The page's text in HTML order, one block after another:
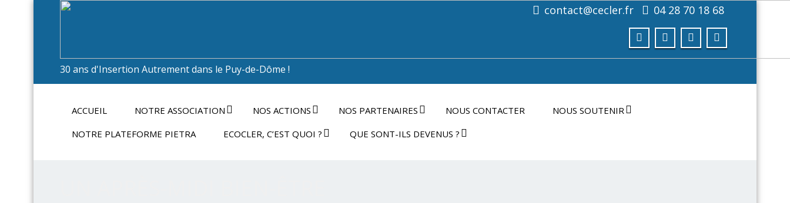
30 ans d'Insertion Autrement dans le Puy-de-Dôme !
contact@cecler.fr 04 28 70 18 68
ACCUEIL NOTRE ASSOCIATION NOS ACTIONS NOS PARTENAIRES NOUS CONTACTER
NOUS SOUTENIR
NOTRE PLATEFORME PIETRA
ECOCLER, C’EST QUOI ? QUE SONT-ILS DEVENUS ?